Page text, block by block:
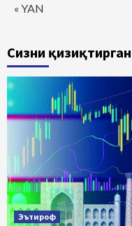
« YAN
Сизни
Эътироф